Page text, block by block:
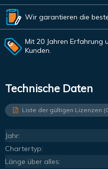
Wir garantieren die
Mit 20 Jahren Erfahrung
Kunden.
Technische Daten
Liste der gültigen Lizenzen
Jahr:
Chartertyp:
Länge über alles: